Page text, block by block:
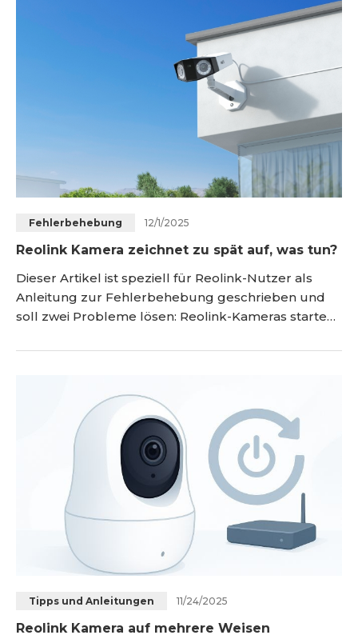
Verbindungsprobleme schnell und ohne
Fehlerbehebung 12/1/2025
Reolink Kamera zeichnet zu spät auf, was tun?
Dieser Artikel ist speziell für Reolink-Nutzer als
Anleitung zur Fehlerbehebung geschrieben und
soll zwei Probleme lösen: Reolink-Kameras starten
starten die Aufzeichnung zu spät Falls die in diesem
Problem nicht beheben, wenden Sie sich bitte an
Tipps und Anleitungen 11/24/2025
Reolink Kamera auf mehrere Weisen